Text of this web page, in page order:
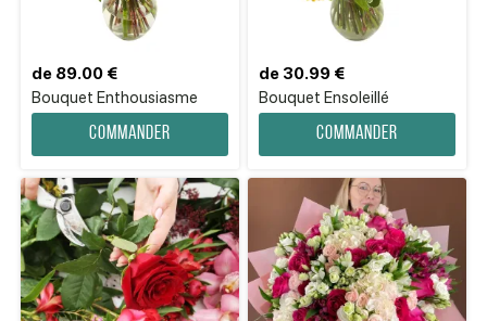
Bouquet Enthousiasme
de 89.00 €
Commander
Bouquet Ensoleillé
de 30.99 €
Commander